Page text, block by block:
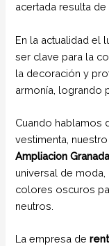
acertada resulta
En la actualidad el
ser clave para la
la decoración y
armonía, logrando
Cuando hablamos
vestimenta,
Ampliacion
universal de
colores oscuros
neutros.
La empresa de